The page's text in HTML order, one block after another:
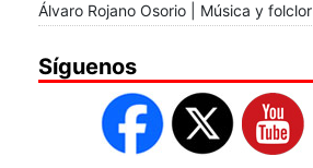
Álvaro Rojano Osorio | Música y folclor
Síguenos